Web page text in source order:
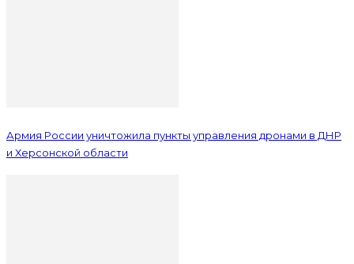
Армия России уничтожила пункты управления дронами в ДНР
и Херсонской области